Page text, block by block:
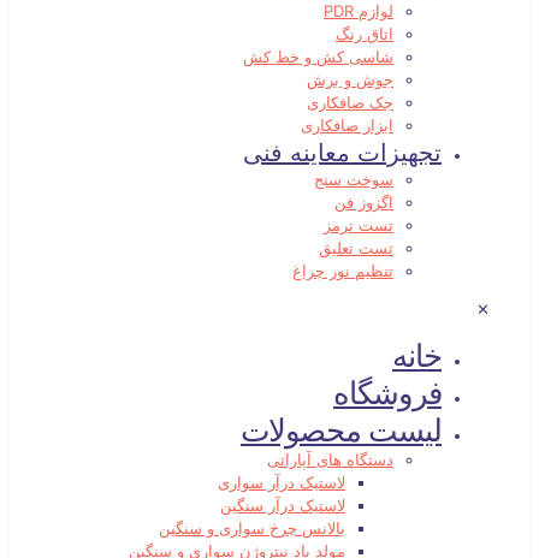
لوازم PDR
اتاق رنگ
شاسی کش و خط کش
جوش و برش
جک صافکاری
ابزار صافکاری
تجهیزات معاینه فنی
سوخت سنج
اگزوز فن
تست ترمز
تست تعلیق
تنظیم نور چراغ
✕
خانه
فروشگاه
لیست محصولات
دستگاه های آپاراتی
لاستیک درآر سواری
لاستیک درآر سنگین
بالانس چرخ سواری و سنگین
مولد باد نیتروژن سواری و سنگین